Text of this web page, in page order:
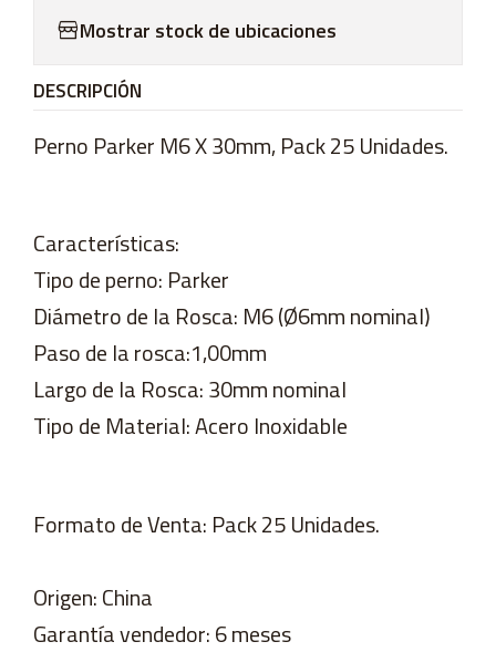
Mostrar stock de ubicaciones
DESCRIPCIÓN
Perno Parker M6 X 30mm, Pack 25 Unidades.
Características:
Tipo de perno: Parker
Diámetro de la Rosca: M6 (Ø6mm nominal)
Paso de la rosca:1,00mm
Largo de la Rosca: 30mm nominal
Tipo de Material: Acero Inoxidable
Formato de Venta: Pack 25 Unidades.
Origen: China
Garantía vendedor: 6 meses